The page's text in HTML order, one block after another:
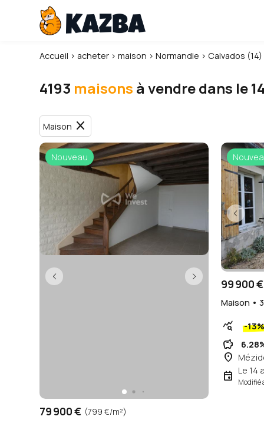
Accueil › acheter ›maison ›Normandie ›Calvados (14)
4193 maisons à vendre dans le
Maison close
Nouveau
79 900 € (799 €/m²)
99 900 €
Maison •
query_stats -13%
savings
place
event Le 14
Modifié